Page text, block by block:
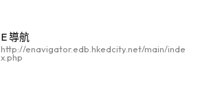
E 導航
http://enavigator.edb.hkedcity.net/main/inde
x.php